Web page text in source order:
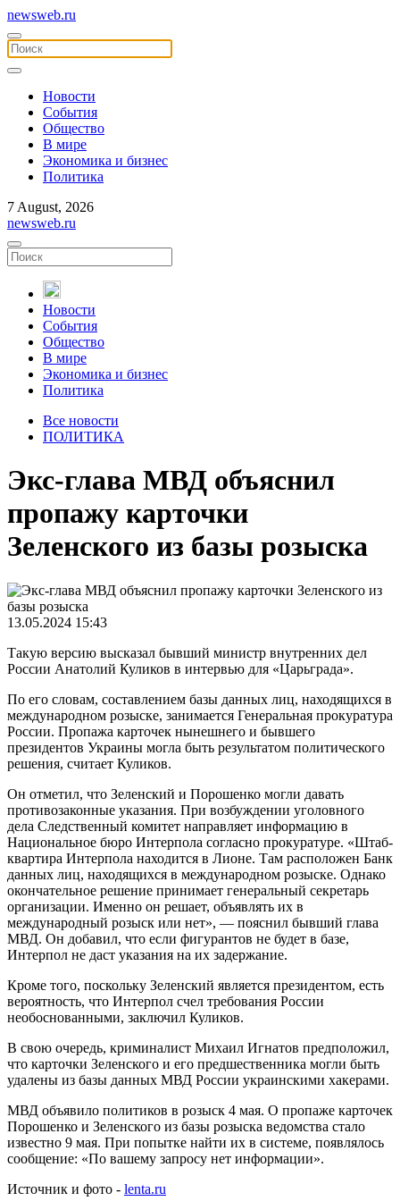
newsweb.ru
Новости
События
Общество
В мире
Экономика и бизнес
Политика
7 August, 2026
newsweb.ru
Новости
События
Общество
В мире
Экономика и бизнес
Политика
Все новости
ПОЛИТИКА
Экс-глава МВД объяснил
пропажу карточки
Зеленского из базы розыска
13.05.2024 15:43
Такую версию высказал бывший министр внутренних дел
России Анатолий Куликов в интервью для «Царьграда».
По его словам, составлением базы данных лиц, находящихся в
международном розыске, занимается Генеральная прокуратура
России. Пропажа карточек нынешнего и бывшего
президентов Украины могла быть результатом политического
решения, считает Куликов.
Он отметил, что Зеленский и Порошенко могли давать
противозаконные указания. При возбуждении уголовного
дела Следственный комитет направляет информацию в
Национальное бюро Интерпола согласно прокуратуре. «Штаб-
квартира Интерпола находится в Лионе. Там расположен Банк
данных лиц, находящихся в международном розыске. Однако
окончательное решение принимает генеральный секретарь
организации. Именно он решает, объявлять их в
международный розыск или нет», — пояснил бывший глава
МВД. Он добавил, что если фигурантов не будет в базе,
Интерпол не даст указания на их задержание.
Кроме того, поскольку Зеленский является президентом, есть
вероятность, что Интерпол счел требования России
необоснованными, заключил Куликов.
В свою очередь, криминалист Михаил Игнатов предположил,
что карточки Зеленского и его предшественника могли быть
удалены из базы данных МВД России украинскими хакерами.
МВД объявило политиков в розыск 4 мая. О пропаже карточек
Порошенко и Зеленского из базы розыска ведомства стало
известно 9 мая. При попытке найти их в системе, появлялось
сообщение: «По вашему запросу нет информации».
Источник и фото - lenta.ru